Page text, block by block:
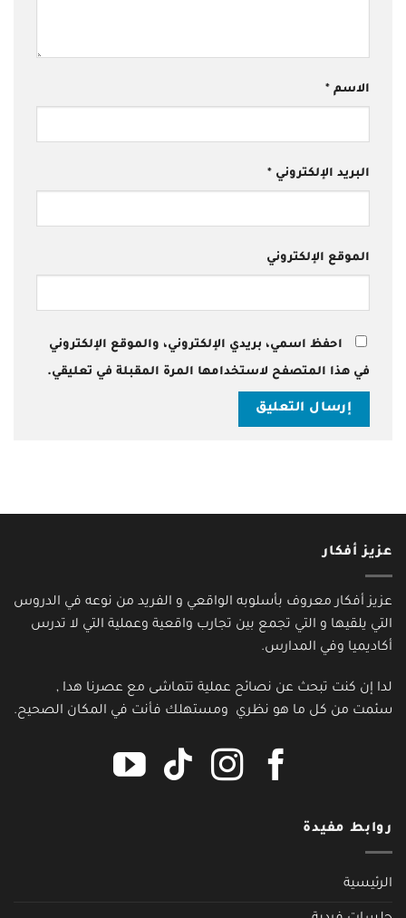
الاسم *
البريد الإلكتروني *
الموقع الإلكتروني
احفظ اسمي، بريدي الإلكتروني، والموقع الإلكتروني
في هذا المتصفح لاستخدامها المرة المقبلة في تعليقي.
عزيز أفكار
عزيز أفكار معروف بأسلوبه الواقعي و الفريد من نوعه في الدروس
التي يلقيها و التي تجمع بين تجارب واقعية وعملية التي لا تدرس
أكاديميا وفي المدارس.
لدا إن كنت تبحث عن نصائح عملية تتماشى مع عصرنا هدا ,
سئمت من كل ما هو نظري ومستهلك فأنت في المكان الصحيح.
روابط مفيدة
الرئيسية